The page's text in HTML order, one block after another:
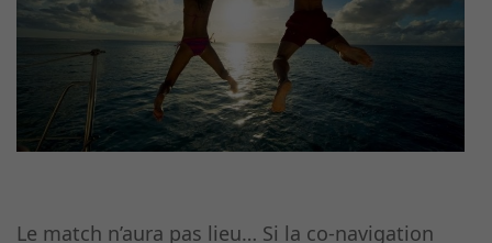
Le match n’aura pas lieu… Si la co-navigation